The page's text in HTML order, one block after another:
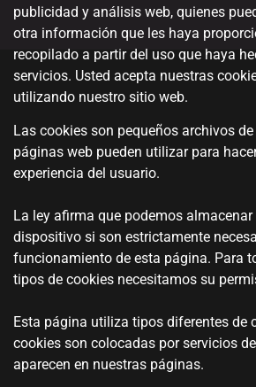
publicidad y análisis web, quienes
otra información que les haya
recopilado a partir del uso que haya
servicios. Usted acepta nuestras
utilizando nuestro sitio web.
Las cookies son pequeños archivos
páginas web pueden utilizar para
experiencia del usuario.
La ley afirma que podemos almacenar
dispositivo si son estrictamente
funcionamiento de esta página. Para
tipos de cookies necesitamos su
Esta página utiliza tipos diferentes de
cookies son colocadas por servicios
aparecen en nuestras páginas.